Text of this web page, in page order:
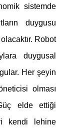
sistemde
duygusu
Robot
duygusal
Her şeyin
olması
elde ettiği
kendi lehine